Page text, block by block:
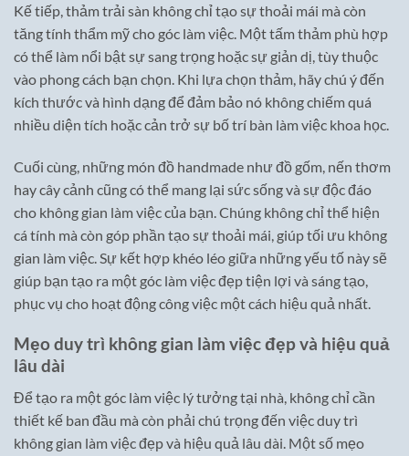
Kế tiếp, thảm trải sàn không chỉ tạo sự thoải mái mà còn
tăng tính thẩm mỹ cho góc làm việc. Một tấm thảm phù hợp
có thể làm nổi bật sự sang trọng hoặc sự giản dị, tùy thuộc
vào phong cách bạn chọn. Khi lựa chọn thảm, hãy chú ý đến
kích thước và hình dạng để đảm bảo nó không chiếm quá
nhiều diện tích hoặc cản trở sự bố trí bàn làm việc khoa học.
Cuối cùng, những món đồ handmade như đồ gốm, nến thơm
hay cây cảnh cũng có thể mang lại sức sống và sự độc đáo
cho không gian làm việc của bạn. Chúng không chỉ thể hiện
cá tính mà còn góp phần tạo sự thoải mái, giúp tối ưu không
gian làm việc. Sự kết hợp khéo léo giữa những yếu tố này sẽ
giúp bạn tạo ra một góc làm việc đẹp tiện lợi và sáng tạo,
phục vụ cho hoạt động công việc một cách hiệu quả nhất.
Mẹo duy trì không gian làm việc đẹp và hiệu quả
lâu dài
Để tạo ra một góc làm việc lý tưởng tại nhà, không chỉ cần
thiết kế ban đầu mà còn phải chú trọng đến việc duy trì
không gian làm việc đẹp và hiệu quả lâu dài. Một số mẹo